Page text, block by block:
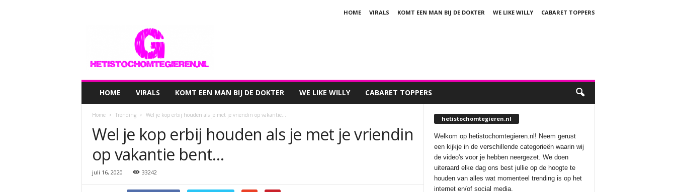
HOME VIRALS KOMT EEN MAN BIJ DE DOKTER WE LIKE WILLY
CABARET TOPPERS
HOME VIRALS KOMT EEN MAN BIJ DE DOKTER WE LIKE WILLY CABARET TOPPERS
Home Trending Wel je kop erbij houden als je met je vriendin op vakantie...
Wel je kop erbij houden als je met je vriendin
op vakantie bent…
juli 16, 2020 33242
hetistochomtegieren.nl
Welkom op hetistochomtegieren.nl! Neem gerust
een kijkje in de verschillende categorieën waarin wij
de video's voor je hebben neergezet. We doen
uiteraard elke dag ons best jullie op de hoogte te
houden van alles wat momenteel trending is op het
internet en/of social media.